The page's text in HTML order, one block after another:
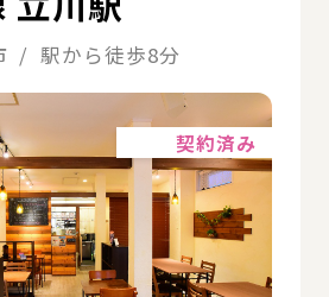
/ 駅から徒歩8分
契約済み